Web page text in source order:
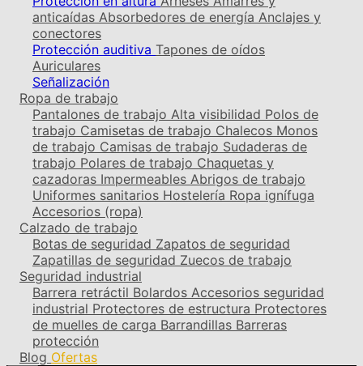
anticaídas Absorbedores de energía Anclajes y
conectores
Protección auditiva Tapones de oídos
Auriculares
Señalización
Ropa de trabajo
Pantalones de trabajo Alta visibilidad Polos de
trabajo Camisetas de trabajo Chalecos Monos
de trabajo Camisas de trabajo Sudaderas de
trabajo Polares de trabajo Chaquetas y
cazadoras Impermeables Abrigos de trabajo
Uniformes sanitarios Hostelería Ropa ignífuga
Accesorios (ropa)
Calzado de trabajo
Botas de seguridad Zapatos de seguridad
Zapatillas de seguridad Zuecos de trabajo
Seguridad industrial
Barrera retráctil Bolardos Accesorios seguridad
industrial Protectores de estructura Protectores
de muelles de carga Barrandillas Barreras
protección
Blog Ofertas